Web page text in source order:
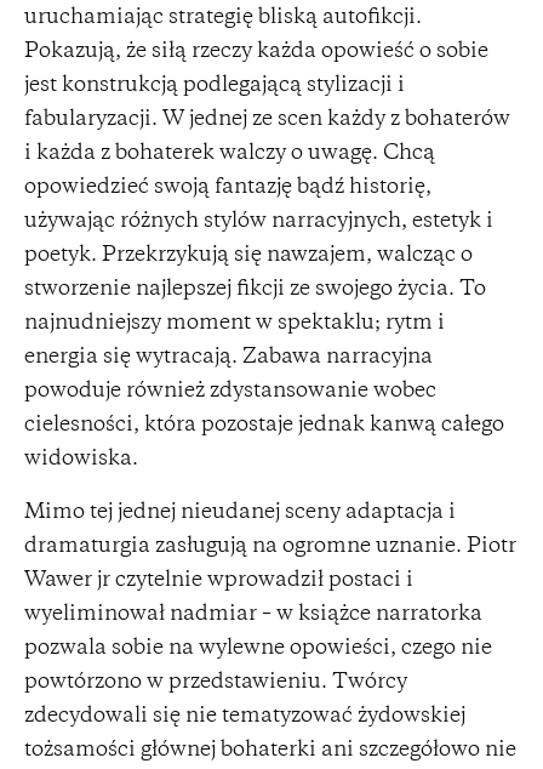
uruchamiając strategię bliską autofikcji.
Pokazują, że siłą rzeczy każda opowieść o sobie
jest konstrukcją podlegającą stylizacji i
fabularyzacji. W jednej ze scen każdy z bohaterów
i każda z bohaterek walczy o uwagę. Chcą
opowiedzieć swoją fantazję bądź historię,
używając różnych stylów narracyjnych, estetyk i
poetyk. Przekrzykują się nawzajem, walcząc o
stworzenie najlepszej fikcji ze swojego życia. To
najnudniejszy moment w spektaklu; rytm i
energia się wytracają. Zabawa narracyjna
powoduje również zdystansowanie wobec
cielesności, która pozostaje jednak kanwą całego
widowiska.
Mimo tej jednej nieudanej sceny adaptacja i
dramaturgia zasługują na ogromne uznanie. Piotr
Wawer jr czytelnie wprowadził postaci i
wyeliminował nadmiar – w książce narratorka
pozwala sobie na wylewne opowieści, czego nie
powtórzono w przedstawieniu. Twórcy
zdecydowali się nie tematyzować żydowskiej
tożsamości głównej bohaterki ani szczegółowo nie